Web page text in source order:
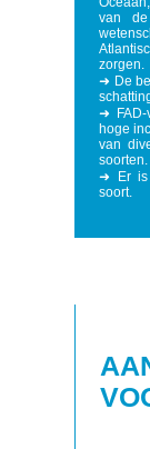
van
zorgen.
➜ De
➜ FAD-
hoge
van
soorten.
➜ Er is
soort.